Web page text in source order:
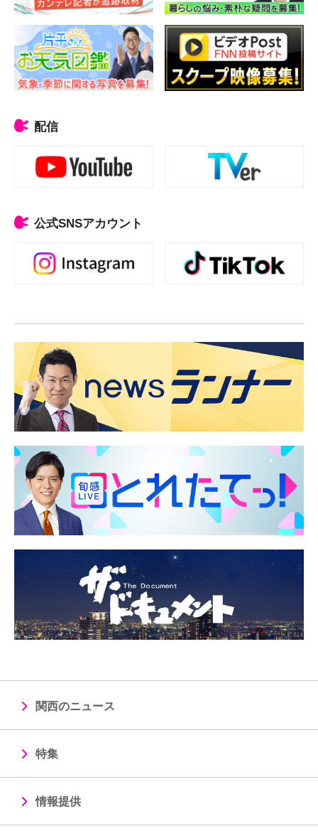
配信
公式SNSアカウント
関西のニュース
特集
情報提供